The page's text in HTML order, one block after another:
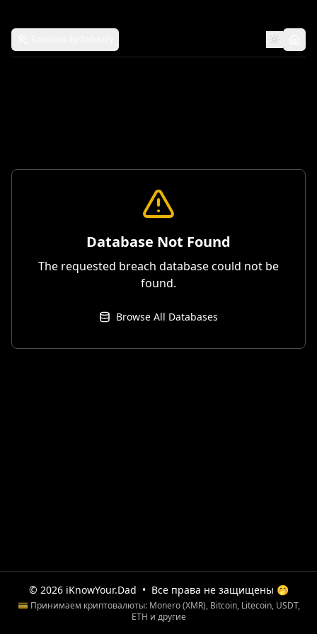
Database Not Found
The requested breach database could not be
found.
Browse All Databases
© 2026 iKnowYour.Dad • Все права не защищены 🤭
💳 Принимаем криптовалюты: Monero (XMR), Bitcoin, Litecoin, USDT,
ETH и другие